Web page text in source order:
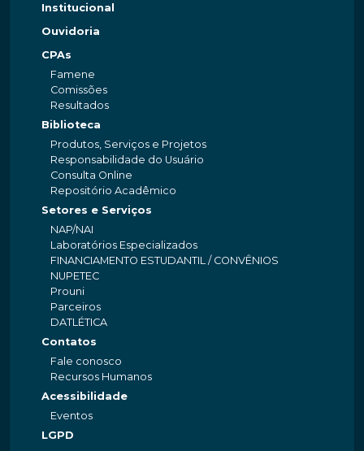
Institucional
Ouvidoria
CPAs
Famene
Comissões
Resultados
Biblioteca
Produtos, Serviços e Projetos
Responsabilidade do Usuário
Consulta Online
Repositório Acadêmico
Setores e Serviços
NAP/NAI
Laboratórios Especializados
FINANCIAMENTO ESTUDANTIL / CONVÊNIOS
NUPETEC
Prouni
Parceiros
DATLÉTICA
Contatos
Fale conosco
Recursos Humanos
Acessibilidade
Eventos
LGPD